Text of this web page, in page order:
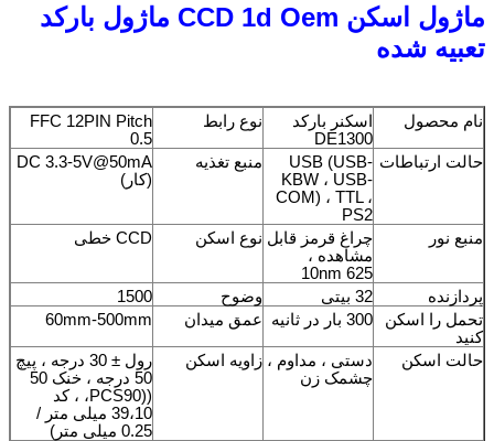
ماژول اسکن CCD 1d Oem ماژول بارکد
تعبیه شده
نام محصول
اسکنر بارکد
DE1300
نوع رابط
FFC 12PIN Pitch
0.5
حالت ارتباطات USB (USB-
KBW ، USB-
COM) ، TTL ،
PS2
منبع تغذیه
DC 3.3-5V@50mA
(کار)
منبع نور
چراغ قرمز قابل
مشاهده ،
10nm 625
نوع اسکن CCD خطی
پردازنده 32 بیتی وضوح
1500
تحمل را اسکن
کنید
300 بار در ثانیه عمق میدان 60mm-500mm
حالت اسکن
دستی ، مداوم ،
چشمک زن
زاویه اسکن
رول ± 30 درجه ، پیچ
50 درجه ، خنک 50
((PCS90، ، کد
39،10 میلی متر /
0.25 میلی متر)